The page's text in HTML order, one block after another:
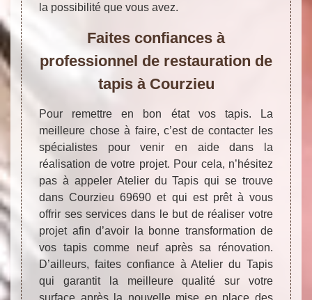
la possibilité que vous avez.
Faites confiances à
professionnel de restauration de
tapis à Courzieu
Pour remettre en bon état vos tapis. La
meilleure chose à faire, c’est de contacter les
spécialistes pour venir en aide dans la
réalisation de votre projet. Pour cela, n’hésitez
pas à appeler Atelier du Tapis qui se trouve
dans Courzieu 69690 et qui est prêt à vous
offrir ses services dans le but de réaliser votre
projet afin d’avoir la bonne transformation de
vos tapis comme neuf après sa rénovation.
D’ailleurs, faites confiance à Atelier du Tapis
qui garantit la meilleure qualité sur votre
surface après la nouvelle mise en place des